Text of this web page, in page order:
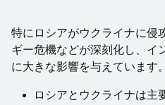
特にロシアがウクライナに侵
ギー危機などが深刻化し、イ
に大きな影響を与えています。
ロシアとウクライナは主